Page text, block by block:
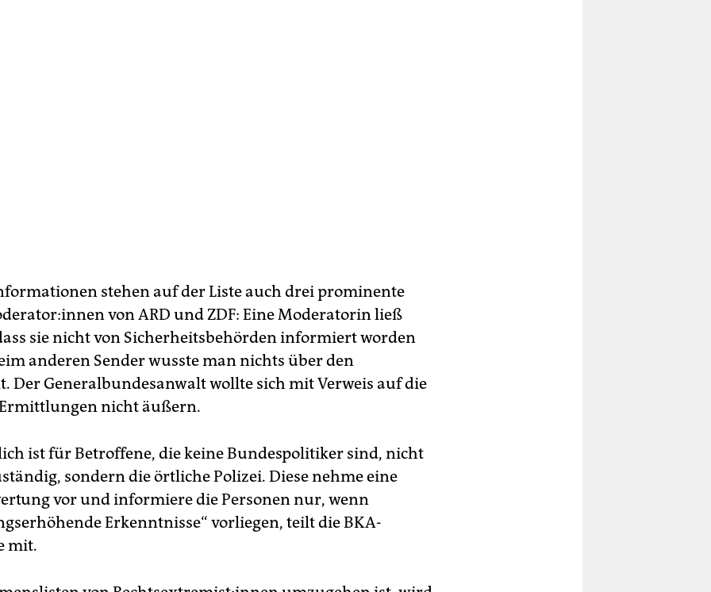
stehen auf der Liste auch drei prominente
von ARD und ZDF: Eine Moderatorin ließ
sie nicht von Sicherheitsbehörden informiert worden
anderen Sender wusste man nichts über den
Der Generalbundesanwalt wollte sich mit Verweis auf die
nicht äußern.
ist für Betroffene, die keine Bundespolitiker sind, nicht
sondern die örtliche Polizei. Diese nehme eine
vor und informiere die Personen nur, wenn
Erkenntnisse“ vorliegen, teilt die BKA-
mit.